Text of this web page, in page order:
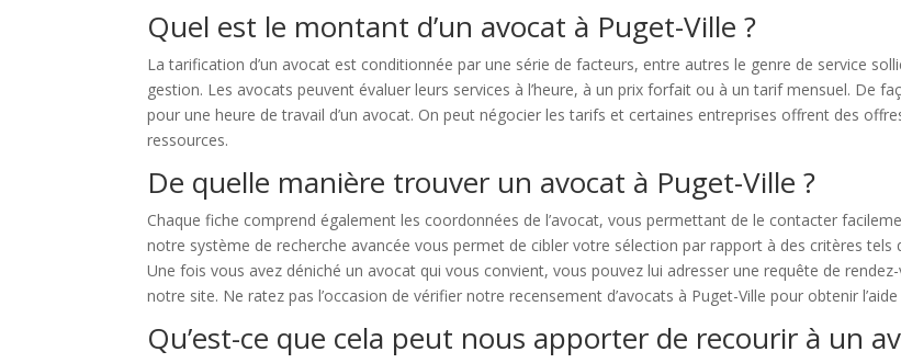
Quel est le montant d’un avocat à Puget-Ville ?
La tarification d’un avocat est conditionnée par une série de facteurs, entre autres le genre de service
gestion. Les avocats peuvent évaluer leurs services à l’heure, à un prix forfait ou à un tarif mensuel. De
pour une heure de travail d’un avocat. On peut négocier les tarifs et certaines entreprises offrent des
ressources.
De quelle manière trouver un avocat à Puget-Ville ?
Chaque fiche comprend également les coordonnées de l’avocat, vous permettant de le contacter
notre système de recherche avancée vous permet de cibler votre sélection par rapport à des critères tels
Une fois vous avez déniché un avocat qui vous convient, vous pouvez lui adresser une requête de
notre site. Ne ratez pas l’occasion de vérifier notre recensement d’avocats à Puget-Ville pour obtenir
Qu’est-ce que cela peut nous apporter de recourir à un